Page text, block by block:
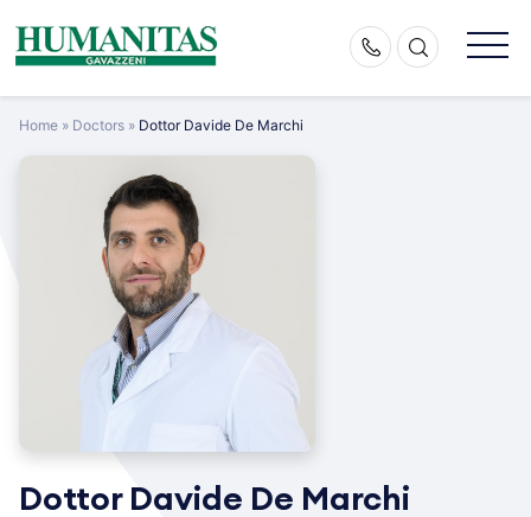
content
Home » Doctors » Dottor Davide De Marchi
Dottor Davide De Marchi